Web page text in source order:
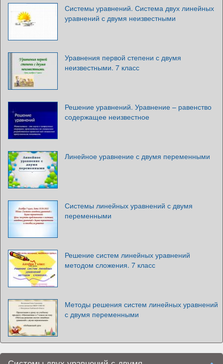
Системы уравнений. Система двух линейных
уравнений с двумя неизвестными
Уравнения первой степени с двумя
неизвестными. 7 класс
Решение уравнений. Уравнение – равенство
содержащее неизвестное
Линейное уравнение с двумя переменными
Системы линейных уравнений с двумя
переменными
Решение систем линейных уравнений
методом сложения. 7 класс
Методы решения систем линейных уравнений
с двумя переменными